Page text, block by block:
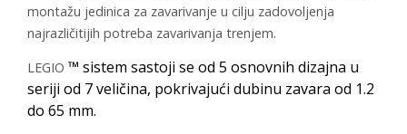
montažu jedinica za zavarivanje u cilju zadovoljenja
najrazličitijih potreba zavarivanja trenjem.
LEGIO ™ sistem sastoji se od 5 osnovnih dizajna u
seriji od 7 veličina, pokrivajući dubinu zavara od 1.2
do 65 mm.